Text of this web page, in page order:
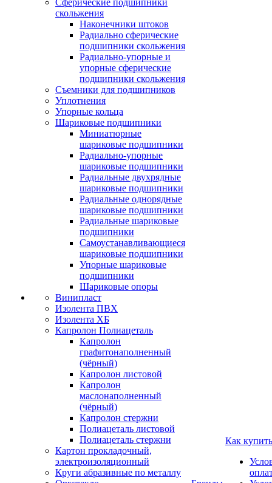
Сферические подшипники
скольжения
Наконечники штоков
Радиально сферические
подшипники скольжения
Радиально-упорные и
упорные сферические
подшипники скольжения
Съемники для подшипников
Уплотнения
Упорные кольца
Шариковые подшипники
Миниатюрные
шариковые подшипники
Радиально-упорные
шариковые подшипники
Радиальные двухрядные
шариковые подшипники
Радиальные однорядные
шариковые подшипники
Радиальные шариковые
подшипники
Самоустанавливающиеся
шариковые подшипники
Упорные шариковые
подшипники
Шариковые опоры
Винипласт
Изолента ПВХ
Изолента ХБ
Капролон Полиацеталь
Капролон
графитонаполненный
(чёрный)
Капролон листовой
Капролон
маслонаполненный
(чёрный)
Капролон стержни
Полиацеталь листовой
Полиацеталь стержни
Картон прокладочный,
электроизоляционный
Круги абразивные по металлу
Как купить